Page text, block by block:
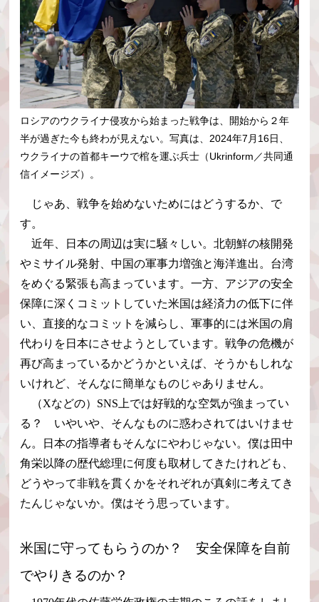
ロシアのウクライナ侵攻から始まった戦争は、開始から２年
半が過ぎた今も終わが見えない。写真は、2024年7月16日、
ウクライナの首都キーウで棺を運ぶ兵士（Ukrinform／共同通
信イメージズ）。
じゃあ、戦争を始めないためにはどうするか、で
す。
近年、日本の周辺は実に騒々しい。北朝鮮の核開発
やミサイル発射、中国の軍事力増強と海洋進出。台湾
をめぐる緊張も高まっています。一方、アジアの安全
保障に深くコミットしていた米国は経済力の低下に伴
い、直接的なコミットを減らし、軍事的には米国の肩
代わりを日本にさせようとしています。戦争の危機が
再び高まっているかどうかといえば、そうかもしれな
いけれど、そんなに簡単なものじゃありません。
（Xなどの）SNS上では好戦的な空気が強まってい
る？ いやいや、そんなものに惑わされてはいけませ
ん。日本の指導者もそんなにやわじゃない。僕は田中
角栄以降の歴代総理に何度も取材してきたけれども、
どうやって非戦を貫くかをそれぞれが真剣に考えてき
たんじゃないか。僕はそう思っています。
米国に守ってもらうのか？ 安全保障を自前
でやりきるのか？